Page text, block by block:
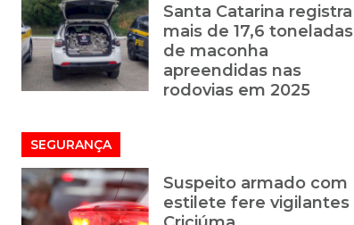
Santa Catarina registra
mais de 17,6 toneladas
de maconha
apreendidas nas
rodovias em 2025
SEGURANÇA
Suspeito armado com
estilete fere vigilantes